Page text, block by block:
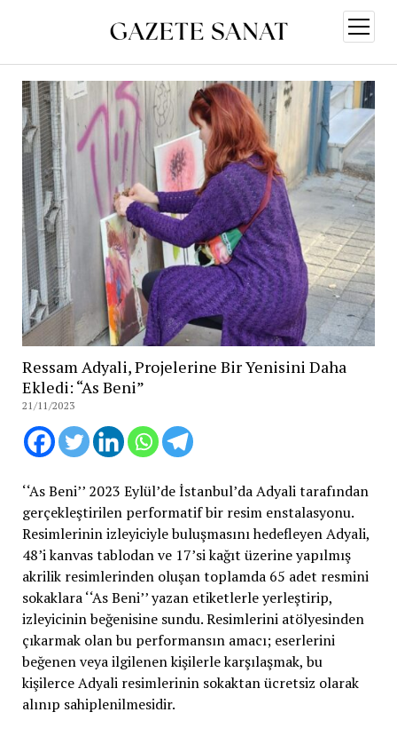
aç
Ressam Adyali, Projelerine Bir Yenisini Daha
Ekledi: “As Beni”
21/11/2023
‘‘As Beni’’ 2023 Eylül’de İstanbul’da Adyali tarafından
gerçekleştirilen performatif bir resim enstalasyonu.
Resimlerinin izleyiciyle buluşmasını hedefleyen Adyali,
48’i kanvas tablodan ve 17’si kağıt üzerine yapılmış
akrilik resimlerinden oluşan toplamda 65 adet resmini
sokaklara ‘‘As Beni’’ yazan etiketlerle yerleştirip,
izleyicinin beğenisine sundu. Resimlerini atölyesinden
çıkarmak olan bu performansın amacı; eserlerini
beğenen veya ilgilenen kişilerle karşılaşmak, bu
kişilerce Adyali resimlerinin sokaktan ücretsiz olarak
alınıp sahiplenilmesidir.